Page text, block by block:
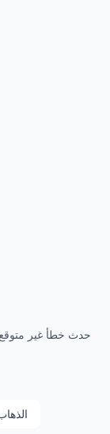
حدث خطأ غير